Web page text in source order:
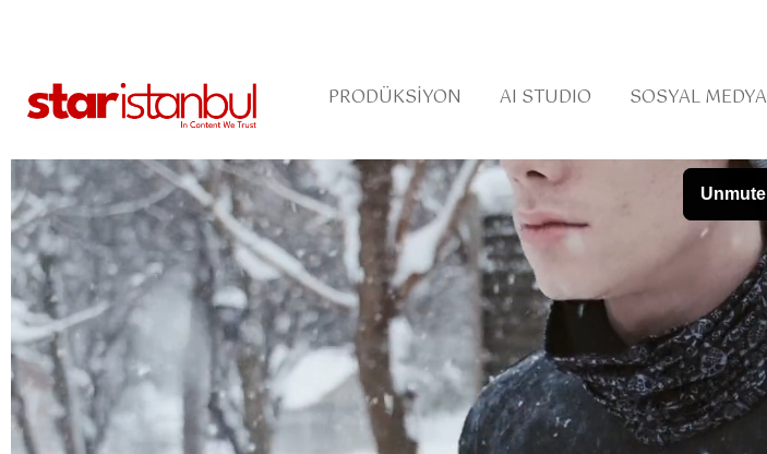
PRODÜKSIYON AI STUDIO SOSYAL MEDYA